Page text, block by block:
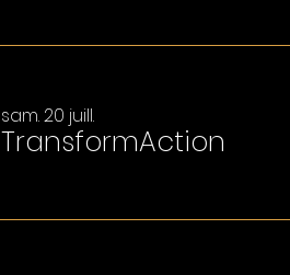
sam. 20 juill.
TransformAction